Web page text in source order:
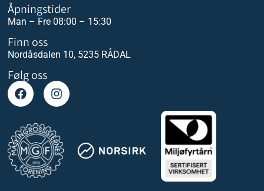
Åpningstider
Man – Fre 08:00 – 15:30
Finn oss
Nordåsdalen 10, 5235 RÅDAL
Følg oss